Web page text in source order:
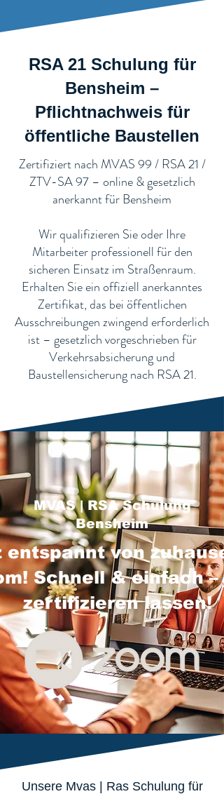
RSA 21 Schulung für
Bensheim –
Pflichtnachweis für
öffentliche Baustellen​
​Zertifiziert nach MVAS 99 / RSA 21 /
ZTV-SA 97 – online & gesetzlich
anerkannt für Bensheim
Wir qualifizieren Sie oder Ihre
Mitarbeiter professionell für den
sicheren Einsatz im Straßenraum.
Erhalten Sie ein offiziell anerkanntes
Zertifikat, das bei öffentlichen
Ausschreibungen zwingend erforderlich
ist – gesetzlich vorgeschrieben für
Verkehrsabsicherung und
Baustellensicherung nach RSA 21.
MVAS | RSA Schulung
Bensheim
entspannt von
Schnell & einfach –
zertifizieren lassen!
Unsere Mvas | Ras Schulung für